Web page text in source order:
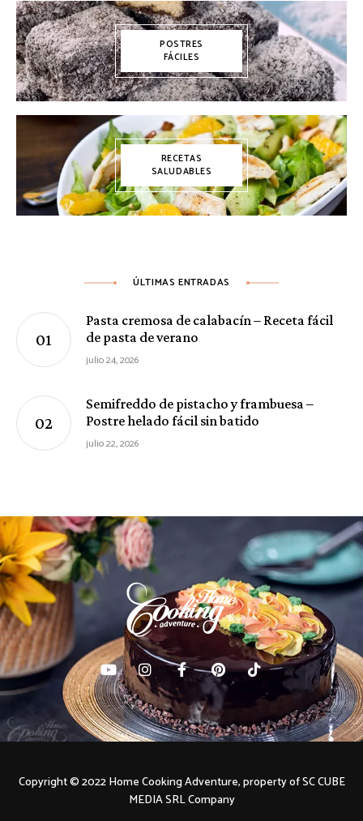
POSTRES
FÁCILES
RECETAS
SALUDABLES
ÚLTIMAS ENTRADAS
Pasta cremosa de calabacín – Receta fácil
de pasta de verano
julio 24, 2026
Semifreddo de pistacho y frambuesa –
Postre helado fácil sin batido
julio 22, 2026
Copyright © 2022 Home Cooking Adventure, property of SC CUBE
MEDIA SRL Company